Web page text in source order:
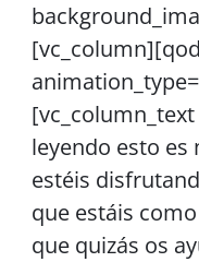
[vc_column_text
leyendo esto es
estéis
que estáis
que quizás os